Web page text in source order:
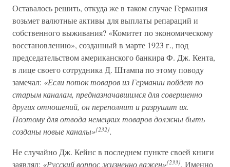
Оставалось решить, откуда же в таком случае Германия
возьмет валютные активы для выплаты репараций и
собственного выживания? «Комитет по экономическому
восстановлению», созданный в марте 1923 г., под
председательством американского банкира Ф. Дж. Кента,
в лице своего сотрудника Д. Штампа по этому поводу
замечал: «Если поток товаров из Германии пойдет по
старым каналам, предназначавшимся для совершенно
других отношений, он переполнит и разрушит их.
Поэтому для отвода немецких товаров должны быть
созданы новые каналы»{232}.
Не случайно Дж. Кейнс в последнем пункте своей книги
заявлял: «Русский вопрос жизненно важен»{233}. Именно